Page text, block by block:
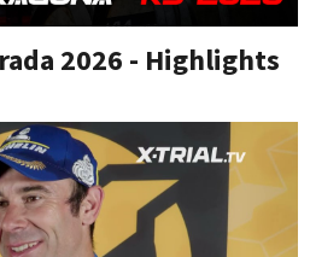
2026 - Highlights